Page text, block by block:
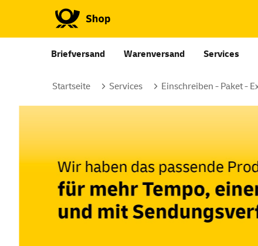
Briefversand Warenversand Services
Startseite Services Einschreiben - Paket -